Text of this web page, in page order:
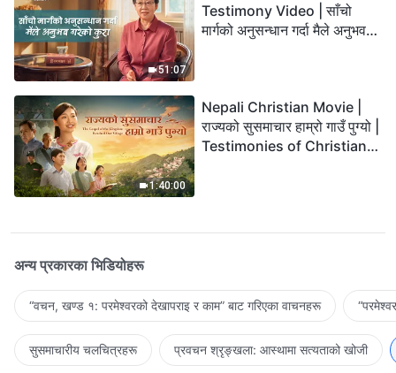
51:07
Testimony Video | साँचो
मार्गको अनुसन्धान गर्दा मैले अनुभव
1:40:00
Nepali Christian Movie |
राज्यको सुसमाचार हाम्रो गाउँ पुग्यो |
Testimonies of Christians
अन्य प्रकारका भिडियोहरू
“वचन, खण्ड १: परमेश्‍वरको देखापराइ र काम” बाट गरिएका वाचनहरू
सुसमाचारीय चलचित्रहरू प्रवचन श्रृङ्खला: आस्थामा सत्यताको खोजी